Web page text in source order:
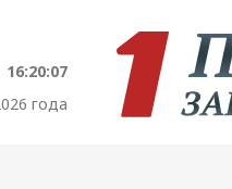
16:20:07
года